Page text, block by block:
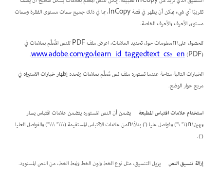
تقريبًا أي شيء يمكن أن يظهر في قصة InCopy، بما في ذلك جميع سمات مستوى الفقرة وسمات
مستوى الأحرف والأحرف الخاصة.
للحصول على\nمعلومات حول تحديد العلامات، اعرض ملف PDF للنص المُعلَّم بعلامات في
www.adobe.com/go/learn_id_taggedtext_cs5_en(PDF).
الخيارات التالية متاحة عندما تستورد ملف نص مُعلَّم بعلامات وتحددإظهار خيارات الاستيرادفي
مربع حوار الوضع.
استخدام علامات اقتباس المطبعة
يضمن أن النص المستورد يتضمن علامات اقتباس يسار
ويمين\n(\" \") وفواصل عليا (') بدلاً\nمن علامات الاقتباس المستقيمة (\\\" \\\") والفواصل العليا
(').
إزالة تنسيق النص يزيل التنسيق، مثل نوع الخط ولون الخط ونمط الخط، من النص المستورد.